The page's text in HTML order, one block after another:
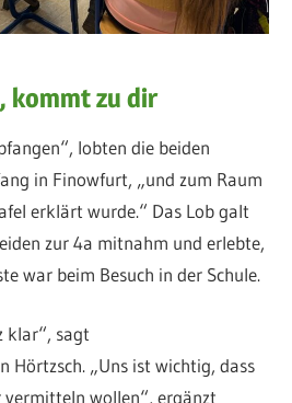
kommt zu dir
lobten die beiden
in Finowfurt, „und zum Raum
erklärt wurde.“ Das Lob galt
zur 4a mitnahm und erlebte,
war beim Besuch in der Schule.
klar“, sagt
Hörtzsch. „Uns ist wichtig, dass
wollen“, ergänzt